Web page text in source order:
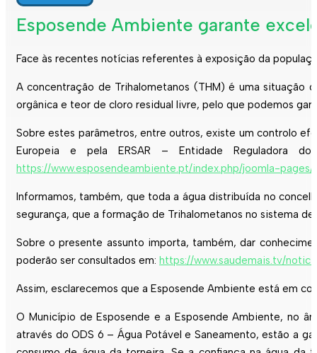
Esposende Ambiente garante
Face às recentes notícias referentes à exposição da
A concentração de Trihalometanos (THM) é uma situação
orgânica e teor de cloro residual livre, pelo que podemos
Sobre estes parâmetros, entre outros, existe um controlo
Europeia e pela ERSAR – Entidade Reguladora
https://www.esposendeambiente.pt/index.php/joomla-
Informamos, também, que toda a água distribuída no
segurança, que a formação de Trihalometanos no sistema
Sobre o presente assunto importa, também, dar
poderão ser consultados em: https://www.saudemais.tv/
Assim, esclarecemos que a Esposende Ambiente está em
O Município de Esposende e a Esposende Ambiente, no
através do ODS 6 – Água Potável e Saneamento, estão a